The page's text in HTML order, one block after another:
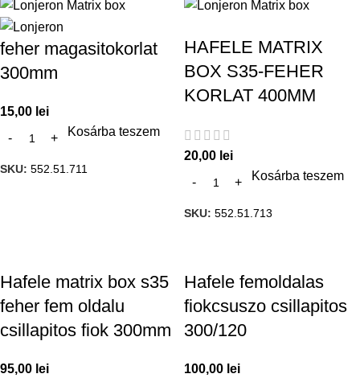
feher magasitokorlat
300mm
15,00 lei
Kosárba teszem
SKU: 552.51.711
HAFELE MATRIX
BOX S35-FEHER
KORLAT 400MM
20,00 lei
Kosárba teszem
SKU: 552.51.713
Hafele matrix box s35
feher fem oldalu
csillapitos fiok 300mm
95,00 lei
Hafele femoldalas
fiokcsuszo csillapitos
300/120
100,00 lei